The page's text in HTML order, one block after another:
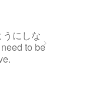
にしな
to be